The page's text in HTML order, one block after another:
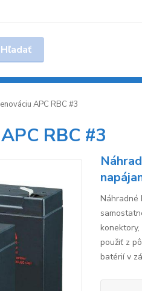
Hľadať
APC RBC #3
RBC #3
Náhradné
použiť z
batérií v